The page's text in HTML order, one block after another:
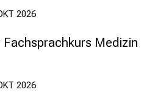
2026
Fachsprachkurs Medizin
2026